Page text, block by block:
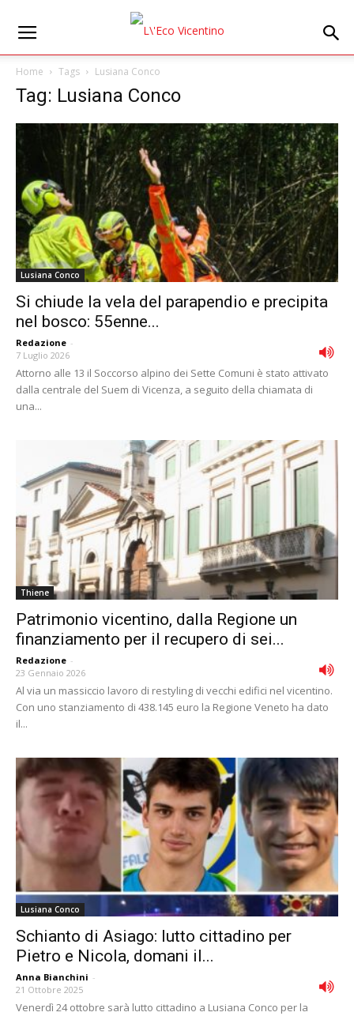
Home Tags Lusiana Conco
Tag: Lusiana Conco
Lusiana Conco
Si chiude la vela del parapendio e precipita
nel bosco: 55enne...
Redazione -
7 Luglio 2026
Attorno alle 13 il Soccorso alpino dei Sette Comuni è stato attivato
dalla centrale del Suem di Vicenza, a seguito della chiamata di
una...
Thiene
Patrimonio vicentino, dalla Regione un
finanziamento per il recupero di sei...
Redazione -
23 Gennaio 2026
Al via un massiccio lavoro di restyling di vecchi edifici nel vicentino.
Con uno stanziamento di 438.145 euro la Regione Veneto ha dato
il...
Lusiana Conco
Schianto di Asiago: lutto cittadino per
Pietro e Nicola, domani il...
Anna Bianchini -
21 Ottobre 2025
Venerdì 24 ottobre sarà lutto cittadino a Lusiana Conco per la